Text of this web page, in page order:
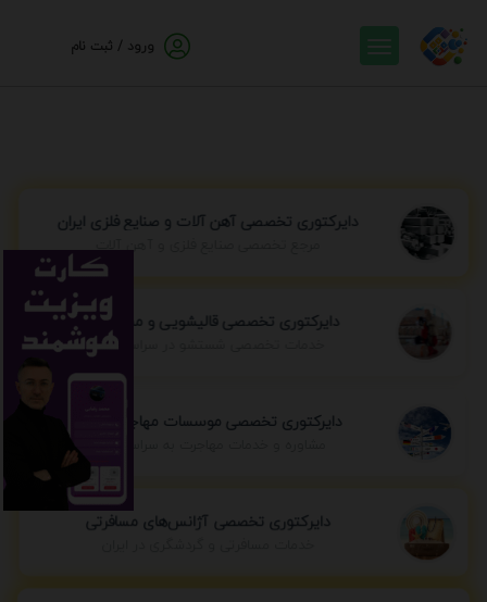
ورود / ثبت نام
دایرکتوری تخصصی آهن آلات و صنایع فلزی ایران
مرجع تخصصی صنایع فلزی و آهن آلات
دایرکتوری تخصصی قالیشویی و مبل شویی
خدمات تخصصی شستشو در سراسر ایران
دایرکتوری تخصصی موسسات مهاجرتی ایران
مشاوره و خدمات مهاجرت به سراسر جهان
دایرکتوری تخصصی آژانس‌های مسافرتی